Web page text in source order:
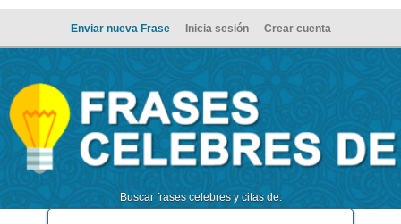
Enviar nueva Frase Inicia sesión Crear cuenta
Buscar frases celebres y citas de: